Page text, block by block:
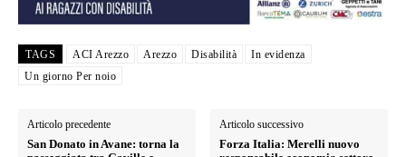
TAGS ACI Arezzo Arezzo Disabilità
In evidenza
Un giorno Per noio
Articolo precedente
San Donato in Avane: torna la
Articolo successivo
Forza Italia: Merelli nuovo